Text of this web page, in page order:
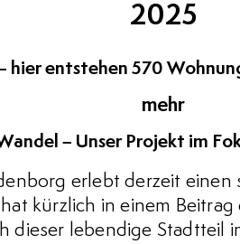
2025
hier entstehen 570
mehr
– Unser Projekt im
erlebt derzeit einen
kürzlich in einem
dieser lebendige Stadtteil